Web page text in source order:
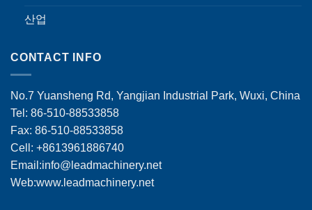
산업
CONTACT INFO
No.7 Yuansheng Rd, Yangjian Industrial Park, Wuxi, China
Tel: 86-510-88533858
Fax: 86-510-88533858
Cell: +8613961886740
Email:info@leadmachinery.net
Web:www.leadmachinery.net